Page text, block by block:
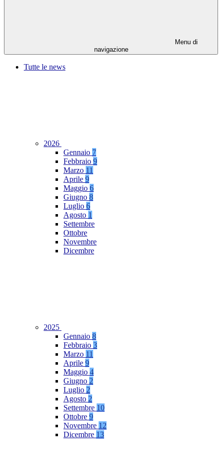
Menu di
navigazione
Tutte le news
2026
Gennaio 7
Febbraio 9
Marzo 11
Aprile 9
Maggio 6
Giugno 8
Luglio 6
Agosto 1
Settembre
Ottobre
Novembre
Dicembre
2025
Gennaio 8
Febbraio 3
Marzo 11
Aprile 9
Maggio 4
Giugno 2
Luglio 2
Agosto 2
Settembre 10
Ottobre 9
Novembre 12
Dicembre 13